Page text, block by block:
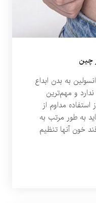
چین
به بدن ابداع
و مهم‌ترین
مداوم از
به طور مرتب به
خون آنها تنظیم